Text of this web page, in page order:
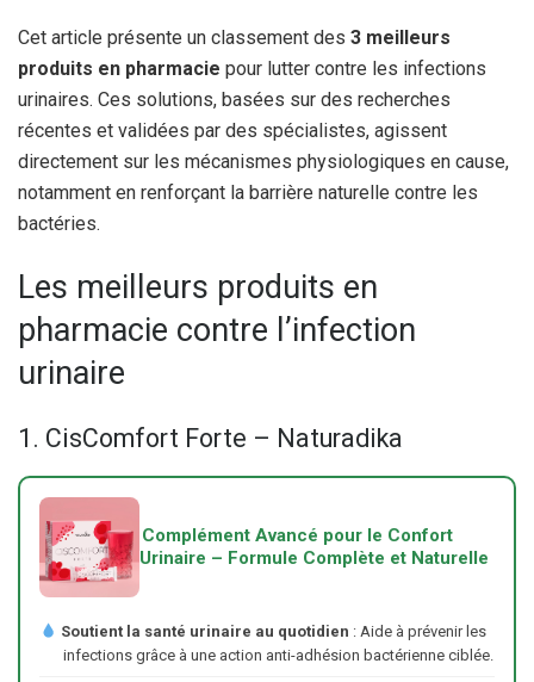
Cet article présente un classement des 3 meilleurs
produits en pharmacie pour lutter contre les infections
urinaires. Ces solutions, basées sur des recherches
récentes et validées par des spécialistes, agissent
directement sur les mécanismes physiologiques en cause,
notamment en renforçant la barrière naturelle contre les
bactéries.
Les meilleurs produits en
pharmacie contre l’infection
urinaire
1. CisComfort Forte – Naturadika
Complément Avancé pour le Confort
Urinaire – Formule Complète et Naturelle
Soutient la santé urinaire au quotidien : Aide à prévenir les
infections grâce à une action anti-adhésion bactérienne ciblée.